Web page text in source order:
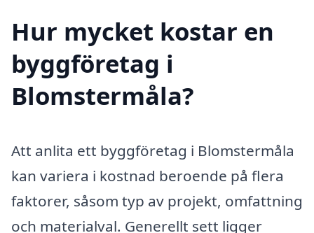
Hur mycket kostar en
byggföretag i
Blomstermåla?
Att anlita ett byggföretag i Blomstermåla
kan variera i kostnad beroende på flera
faktorer, såsom typ av projekt, omfattning
och materialval. Generellt sett ligger